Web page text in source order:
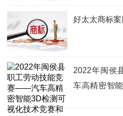
好太太商标案
2022年闽侯
车高精密智